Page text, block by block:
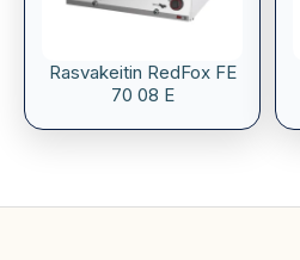
Rasvakeitin RedFox FE
70 08 E